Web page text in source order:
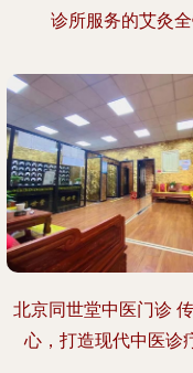
诊所服务的艾灸
北京同世堂中医门诊
心，打造现代中医诊